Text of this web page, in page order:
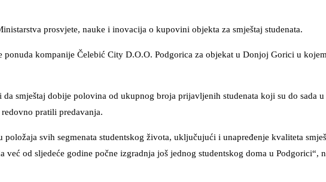
prosvjete, nauke i inovacija o kupovini objekta za smještaj studenata.
ponuda kompanije Čelebić City D.O.O. Podgorica za objekat u Donjoj Gorici u
smještaj dobije polovina od ukupnog broja prijavljenih studenata koji su do sada u
pratili predavanja.
svih segmenata studentskog života, uključujući i unapređenje kvaliteta
od sljedeće godine počne izgradnja još jednog studentskog doma u Podgorici“,